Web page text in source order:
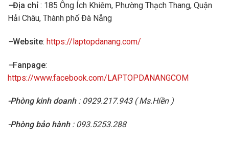
–Địa chỉ : 185 Ông Ích Khiêm, Phường Thạch Thang, Quận
Hải Châu, Thành phố Đà Nẵng
–Website: https://laptopdanang.com/
–Fanpage:
https://www.facebook.com/LAPTOPDANANGCOM
-Phòng kinh doanh: 0929.217.943 ( Ms.Hiền )
-Phòng bảo hành: 093.5253.288